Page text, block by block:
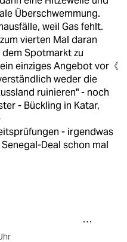
Überschwemmung.
weil Gas fehlt.
vierten Mal daran
Spotmarkt zu
einziges Angebot vor《
weder die
ruinieren" - noch
- Bückling in Katar,
- irgendwas
Deal schon mal